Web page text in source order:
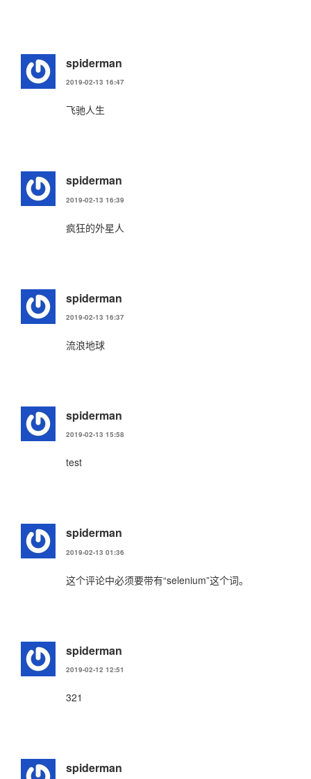
spiderman
2019-02-13 16:47
飞驰人生
spiderman
2019-02-13 16:39
疯狂的外星人
spiderman
2019-02-13 16:37
流浪地球
spiderman
2019-02-13 15:58
test
spiderman
2019-02-13 01:36
这个评论中必须要带有“selenium”这个词。
spiderman
2019-02-12 12:51
321
spiderman